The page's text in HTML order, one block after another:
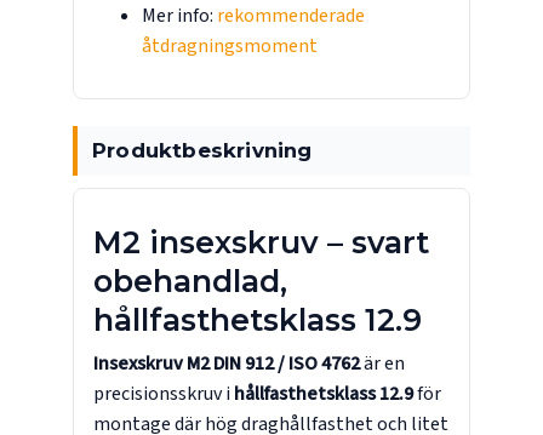
Mer info: rekommenderade
åtdragningsmoment
Produktbeskrivning
M2 insexskruv – svart
obehandlad,
hållfasthetsklass 12.9
Insexskruv M2 DIN 912 / ISO 4762är en
precisionsskruv i hållfasthetsklass 12.9för
montage där hög draghållfasthet och litet